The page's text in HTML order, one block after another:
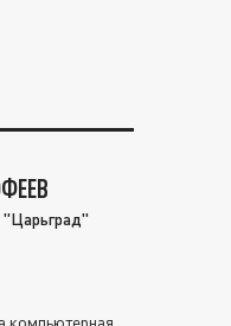
"Царьград"
компьютерная